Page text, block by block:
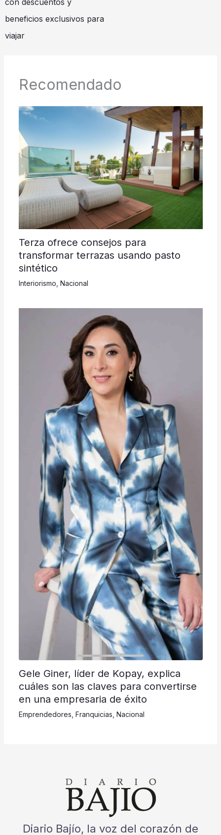
con descuentos y
beneficios exclusivos para
viajar
Recomendado
Terza ofrece consejos para
transformar terrazas usando pasto
sintético
Interiorismo Nacional
Gele Giner, líder de Kopay, explica
cuáles son las claves para convertirse
en una empresaria de éxito
Emprendedores Franquicias Nacional
Diario Bajío, la voz del corazón de